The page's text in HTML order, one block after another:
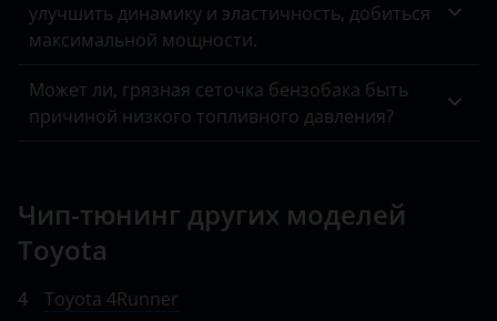
улучшить динамику и эластичность, добиться
максимальной мощности.
Может ли, грязная сеточка бензобака быть
причиной низкого топливного давления?
Чип-тюнинг других моделей
Toyota
4
Toyota 4Runner